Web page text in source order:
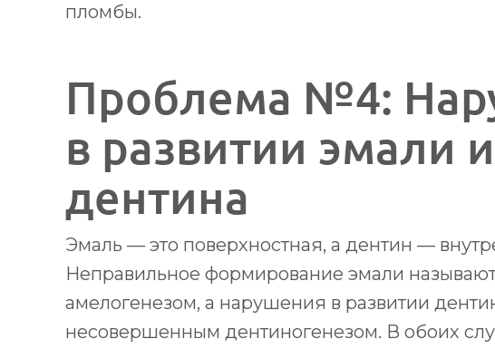
пломбы.
Проблема №4:
в развитии эмали
дентина
Эмаль — это поверхностная, а дентин —
Неправильное формирование эмали
амелогенезом, а нарушения в развитии
несовершенным дентиногенезом. В обоих